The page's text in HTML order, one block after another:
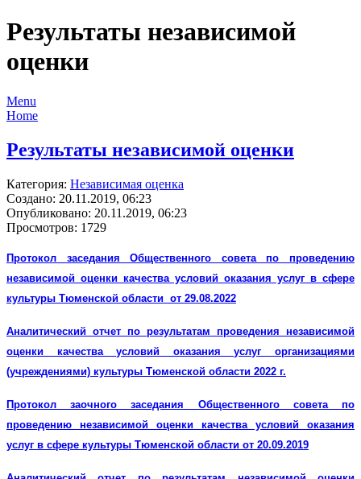
Результаты независимой
оценки
Menu
Home
Результаты независимой оценки
Категория: Независимая оценка
Создано: 20.11.2019, 06:23
Опубликовано: 20.11.2019, 06:23
Просмотров: 1729
Протокол заседания Общественного совета по проведению
независимой оценки качества условий оказания услуг в сфере
культуры Тюменской области от 29.08.2022
Аналитический отчет по результатам проведения независимой
оценки качества условий оказания услуг организациями
(учреждениями) культуры Тюменской области 2022 г.
Протокол заочного заседания Общественного совета по
проведению независимой оценки качества условий оказания
услуг в сфере культуры Тюменской области от 20.09.2019